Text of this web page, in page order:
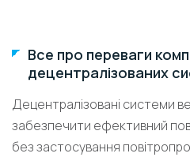
Все про переваги
децентралізованих
Децентралізовані системи
забезпечити ефективний
без застосування